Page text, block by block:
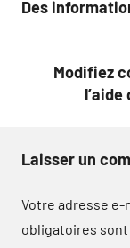
de
Des
Modifiez
Laisser un
Votre adresse e-
obligatoires